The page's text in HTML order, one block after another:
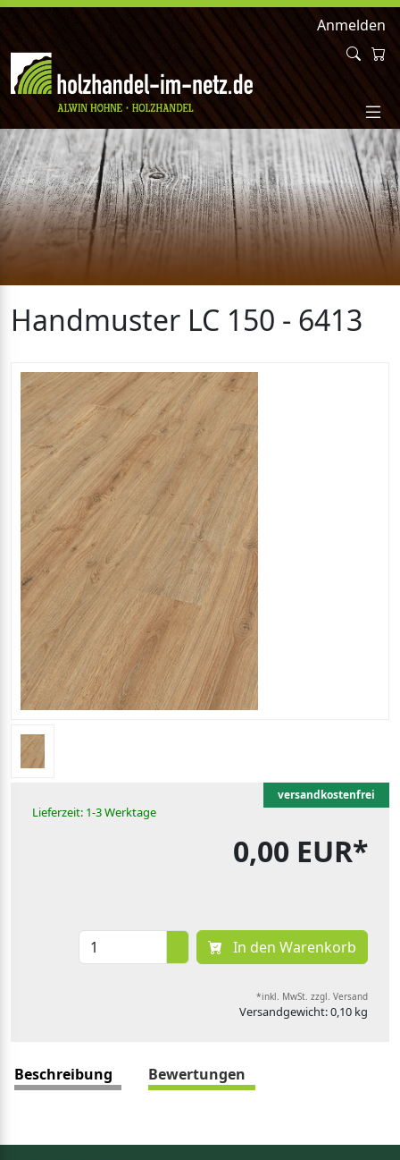
Anmelden
Handmuster LC 150 - 6413
versandkostenfrei
Lieferzeit: 1-3 Werktage
0,00 EUR*
In den Warenkorb
*inkl. MwSt. zzgl. Versand
Versandgewicht: 0,10 kg
Beschreibung Bewertungen